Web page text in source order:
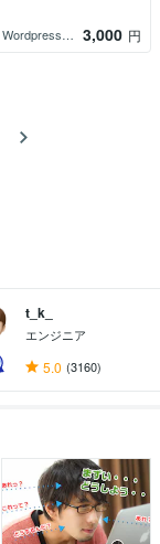
にこぴ＊Wordpress・WEB制作 3,000 円
t_k_
エンジニア
5.0 (3160)